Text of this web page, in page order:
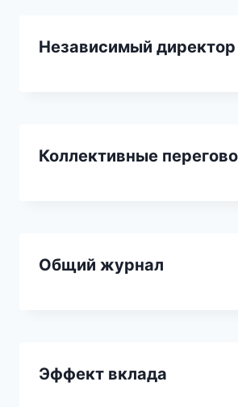
Независимый директор
Коллективные
Общий журнал
Эффект вклада